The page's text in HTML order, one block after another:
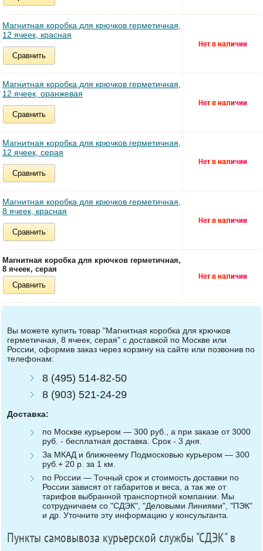
Магнитная коробка для крючков герметичная,
12 ячеек, красная
Сравнить
Магнитная коробка для крючков герметичная,
12 ячеек, оранжевая
Сравнить
Магнитная коробка для крючков герметичная,
12 ячеек, серая
Сравнить
Магнитная коробка для крючков герметичная,
8 ячеек, красная
Сравнить
Магнитная коробка для крючков герметичная,
8 ячеек, серая
Сравнить
Вы можете купить товар "Магнитная коробка для крючков
герметичная, 8 ячеек, серая" с доставкой по Москве или
России, оформив заказ через корзину на сайте или позвонив по
телефонам:
8 (495) 514-82-50
8 (903) 521-24-29
Доставка:
по Москве курьером — 300 руб., а при заказе от 3000
руб. - бесплатная доставка. Срок - 3 дня.
За МКАД и ближнеему Подмосковью курьером — 300
руб.+ 20 р. за 1 км.
по России — Точный срок и стоимость доставки по
России зависят от габаритов и веса, а так же от
тарифов выбранной транспортной компании. Мы
сотрудничаем со "СДЭК", "Деловыми Линиями", "ПЭК"
и др. Уточните эту информацию у консультанта.
Пункты самовывоза курьерской службы "СДЭК" в